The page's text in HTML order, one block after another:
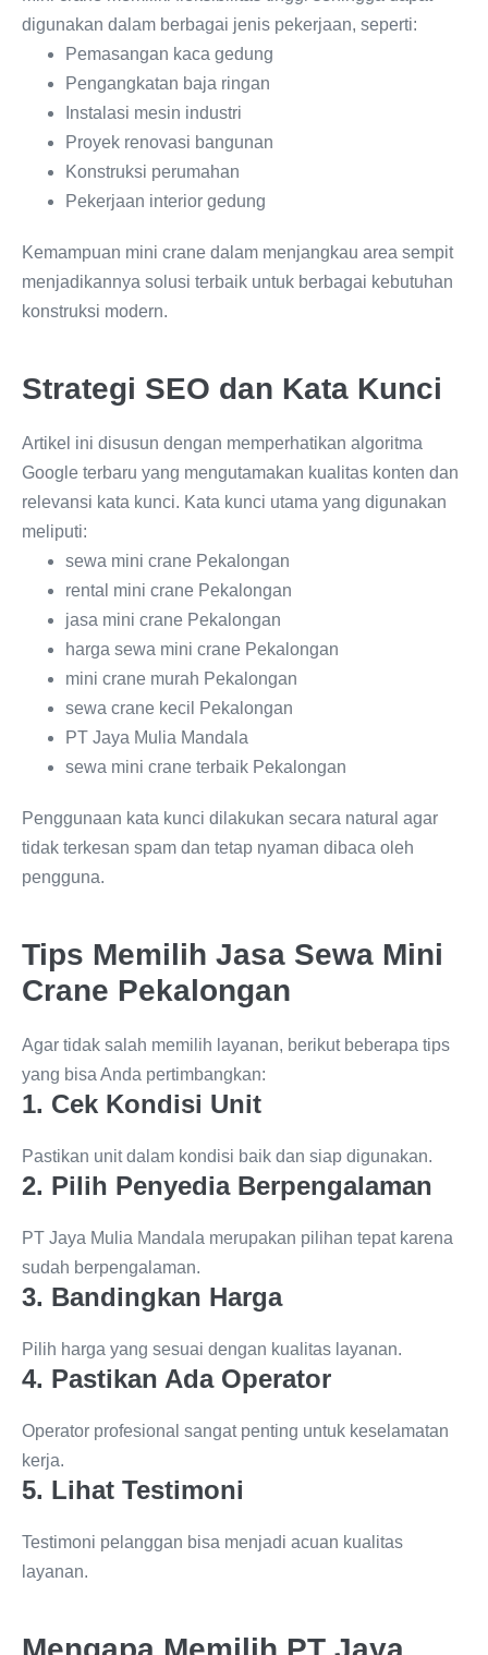
digunakan dalam berbagai jenis pekerjaan, seperti:
Pemasangan kaca gedung
Pengangkatan baja ringan
Instalasi mesin industri
Proyek renovasi bangunan
Konstruksi perumahan
Pekerjaan interior gedung
Kemampuan mini crane dalam menjangkau area sempit
menjadikannya solusi terbaik untuk berbagai kebutuhan
konstruksi modern.
Strategi SEO dan Kata Kunci
Artikel ini disusun dengan memperhatikan algoritma
Google terbaru yang mengutamakan kualitas konten dan
relevansi kata kunci. Kata kunci utama yang digunakan
meliputi:
sewa mini crane Pekalongan
rental mini crane Pekalongan
jasa mini crane Pekalongan
harga sewa mini crane Pekalongan
mini crane murah Pekalongan
sewa crane kecil Pekalongan
PT Jaya Mulia Mandala
sewa mini crane terbaik Pekalongan
Penggunaan kata kunci dilakukan secara natural agar
tidak terkesan spam dan tetap nyaman dibaca oleh
pengguna.
Tips Memilih Jasa Sewa Mini
Crane Pekalongan
Agar tidak salah memilih layanan, berikut beberapa tips
yang bisa Anda pertimbangkan:
1. Cek Kondisi Unit
Pastikan unit dalam kondisi baik dan siap digunakan.
2. Pilih Penyedia Berpengalaman
PT Jaya Mulia Mandala merupakan pilihan tepat karena
sudah berpengalaman.
3. Bandingkan Harga
Pilih harga yang sesuai dengan kualitas layanan.
4. Pastikan Ada Operator
Operator profesional sangat penting untuk keselamatan
kerja.
5. Lihat Testimoni
Testimoni pelanggan bisa menjadi acuan kualitas
layanan.